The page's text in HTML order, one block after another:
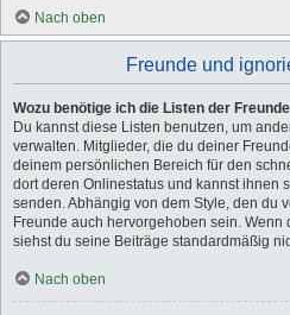
Nach oben
Freunde und
Wozu benötige ich die Listen der
Du kannst diese Listen benutzen, um
verwalten. Mitglieder, die du deiner
deinem persönlichen Bereich für den
dort deren Onlinestatus und kannst ihnen
senden. Abhängig von dem Style, den du
Freunde auch hervorgehoben sein.
siehst du seine Beiträge standardmäßig
Nach oben